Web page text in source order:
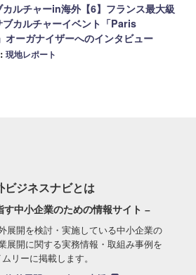
カルチャーin海外【6】フランス最大級
ブカルチャーイベント「Paris
オーガナイザーへのインタビュー
現地レポート
ビジネスナビとは
す中小企業のための情報サイト –
展開を検討・実施している中小企業の
展開に関する実務情報・取組み事例を
ムリーに掲載します。